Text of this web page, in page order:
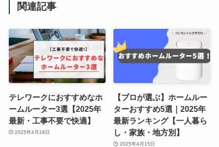
関連記事
テレワークにおすすめなホ
ームルーター3選【2025年
最新・工事不要で快適】
2025年4月18日
【プロが選ぶ】ホームルー
ターおすすめ5選｜2025年
最新ランキング【一人暮ら
し・家族・地方別】
2025年4月15日